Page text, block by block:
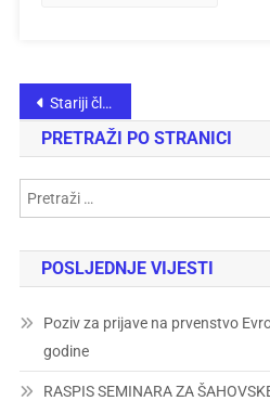
Stariji članci
PRETRAŽI PO STRANICI
POSLJEDNJE VIJESTI
Poziv za prijave na prvenstvo
godine
RASPIS SEMINARA ZA